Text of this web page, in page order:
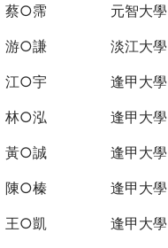
蔡○霈 元智大學
游○謙 淡江大學
江○宇 逢甲大學
林○泓 逢甲大學
黃○誠 逢甲大學
陳○榛 逢甲大學
王○凱 逢甲大學